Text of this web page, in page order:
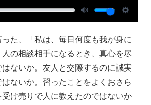
M
u
S
t
t
g
た、「私は、毎日何度も我が身に
の相談相手になるとき、真心を尽
はないか。友人と交際するのに誠実
ないか。習ったことをよくおさら
け売りで人に教えたのではないか